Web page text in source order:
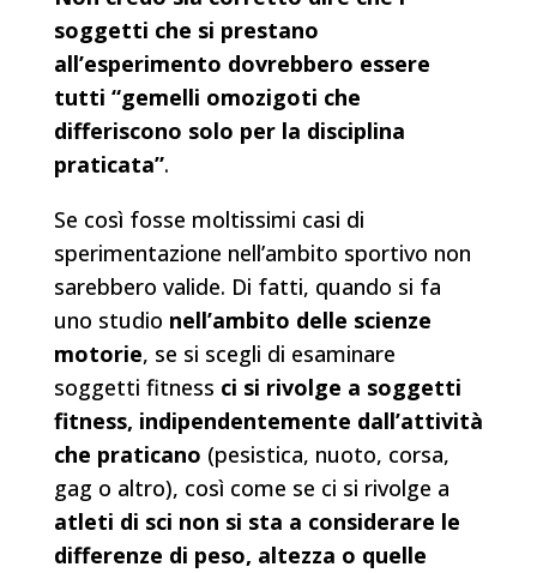
soggetti che si prestano
all’esperimento dovrebbero essere
tutti “gemelli omozigoti che
differiscono solo per la disciplina
praticata”.
Se così fosse moltissimi casi di
sperimentazione nell’ambito sportivo non
sarebbero valide. Di fatti, quando si fa
uno studio nell’ambito delle scienze
motorie, se si scegli di esaminare
soggetti fitness ci si rivolge a soggetti
fitness, indipendentemente dall’attività
che praticano (pesistica, nuoto, corsa,
gag o altro), così come se ci si rivolge a
atleti di sci non si sta a considerare le
differenze di peso, altezza o quelle